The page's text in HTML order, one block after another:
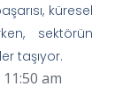
küresel
sektörün
taşıyor.
11:50 am